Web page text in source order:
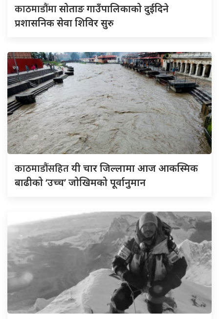
काठमाडौंमासोताङ गाउँपालिकाको दुईदिने
प्रशासनिक सेवा शिविर सुरु
काठमाडौंसहितयी चार जिल्लामा आज आकस्मिक
बाढीको ‘उच्च’ जोखिमको पूर्वानुमान